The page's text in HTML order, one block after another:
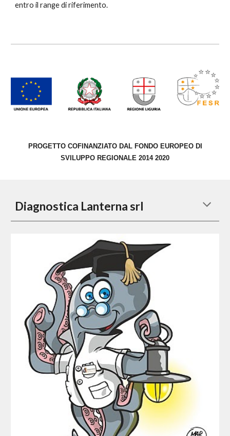
entro il range di riferimento.
PROGETTO COFINANZIATO DAL FONDO EUROPEO DI
SVILUPPO REGIONALE 2014 2020
Diagnostica Lanterna srl